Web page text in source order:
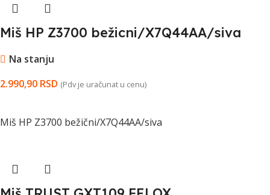
Miš HP Z3700 bežicni/X7Q44AA/siva
Na stanju
2.990,90 RSD (Pdv je uračunat u cenu)
Miš HP Z3700 bežični/X7Q44AA/siva